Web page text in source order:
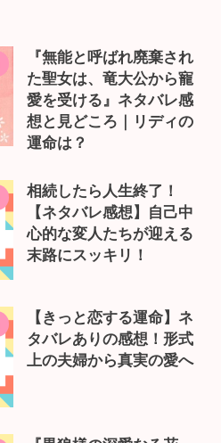
『無能と呼ばれ廃棄され
た聖女は、竜大公から寵
愛を受ける』ネタバレ感
想と見どころ｜リディの
運命は？
相続したら人生終了！
【ネタバレ感想】自己中
心的な変人たちが迎える
末路にスッキリ！
【きっと恋する運命】ネ
タバレありの感想！形式
上の夫婦から真実の愛へ